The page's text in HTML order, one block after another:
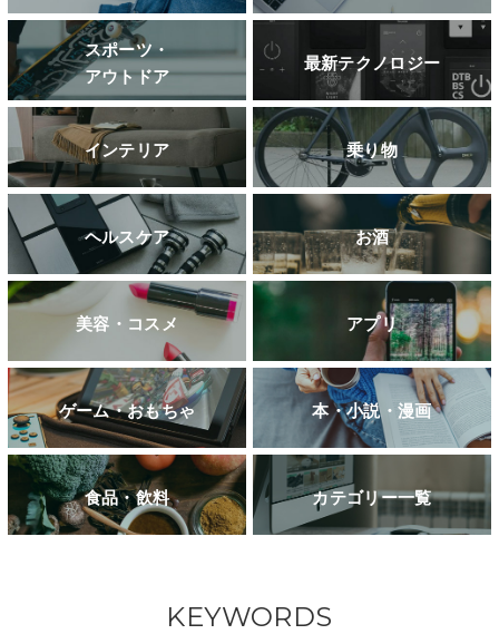
スポーツ・
アウトドア
最新テクノロジー
インテリア 乗り物
ヘルスケア お酒
美容・コスメ アプリ
ゲーム・おもちゃ 本・小説・漫画
食品・飲料 カテゴリー一覧
KEYWORDS